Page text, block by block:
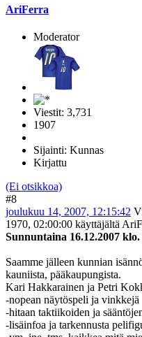
AriFerra
Moderator
Viestit: 3,731
1907
Sijainti: Kunnas
Kirjattu
(Ei otsikkoa)
#8
joulukuu 14, 2007, 12:15:42
1970, 02:00:00 käyttäjältä
Sunnuntaina 16.12.2007 klo.
Saamme jälleen kunnian
kauniista, pääkaupungista.
Kari Hakkarainen ja Petri
-nopean näytöspeli ja vinkkejä
-hitaan taktiikoiden ja
-lisäinfoa ja tarkennusta